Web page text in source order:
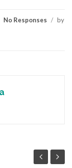
No Responses / by